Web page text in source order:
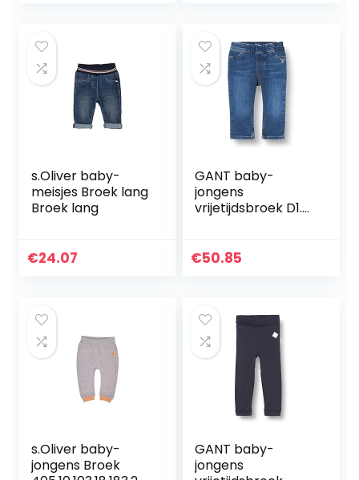
s.Oliver baby-
meisjes Broek lang
Broek lang
€24.07
GANT baby-
jongens
vrijetijdsbroek D1.
€50.85
s.Oliver baby-
jongens Broek
GANT baby-
jongens